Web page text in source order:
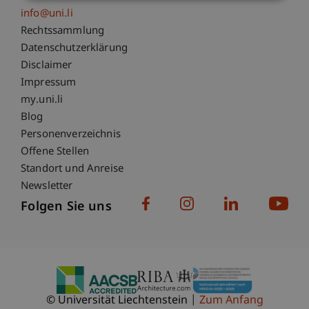
info@uni.li
Fußzeile Rechtliche Hinweise
Rechtssammlung
Datenschutzerklärung
Disclaimer
Impressum
Fußzeile Subdomain-Verzeichnis
my.uni.li
Blog
Personenverzeichnis
Offene Stellen
Standort und Anreise
Newsletter
Folgen Sie uns
© Universität Liechtenstein Zum Anfang